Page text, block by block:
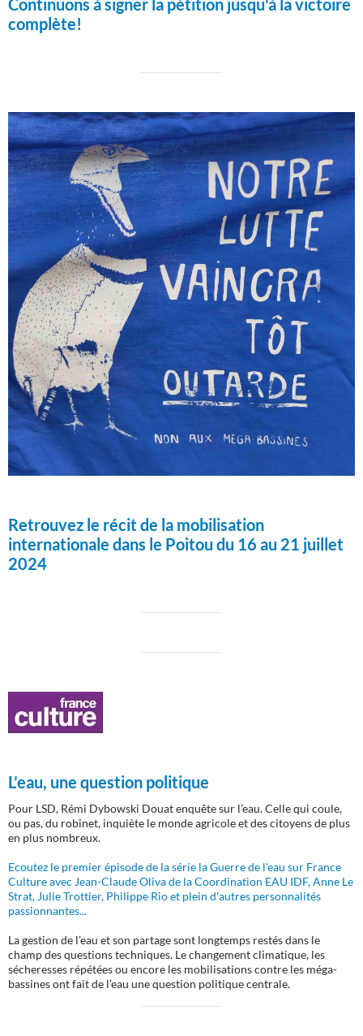
Continuons à signer la pétition jusqu'à la victoire
complète!
Retrouvez le récit de la mobilisation
internationale dans le Poitou du 16 au 21 juillet
2024
L’eau, une question politique
Pour LSD, Rémi Dybowski Douat enquête sur l’eau. Celle qui coule,
ou pas, du robinet, inquiète le monde agricole et des citoyens de plus
en plus nombreux.
Ecoutez le premier épisode de la série la Guerre de l'eau sur France
Culture avec Jean-Claude Oliva de la Coordination EAU IDF, Anne Le
Strat, Julie Trottier, Philippe Rio et plein d'autres personnalités
passionnantes...
La gestion de l’eau et son partage sont longtemps restés dans le
champ des questions techniques. Le changement climatique, les
sécheresses répétées ou encore les mobilisations contre les méga-
bassines ont fait de l’eau une question politique centrale.